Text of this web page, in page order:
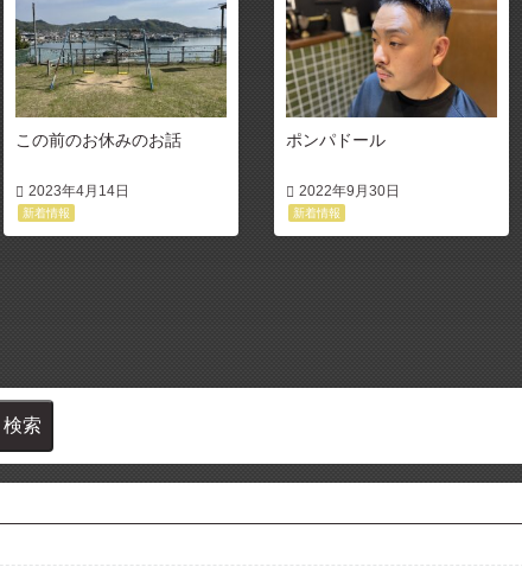
この前のお休みのお話
2023年4月14日
新着情報
ポンパドール
2022年9月30日
新着情報